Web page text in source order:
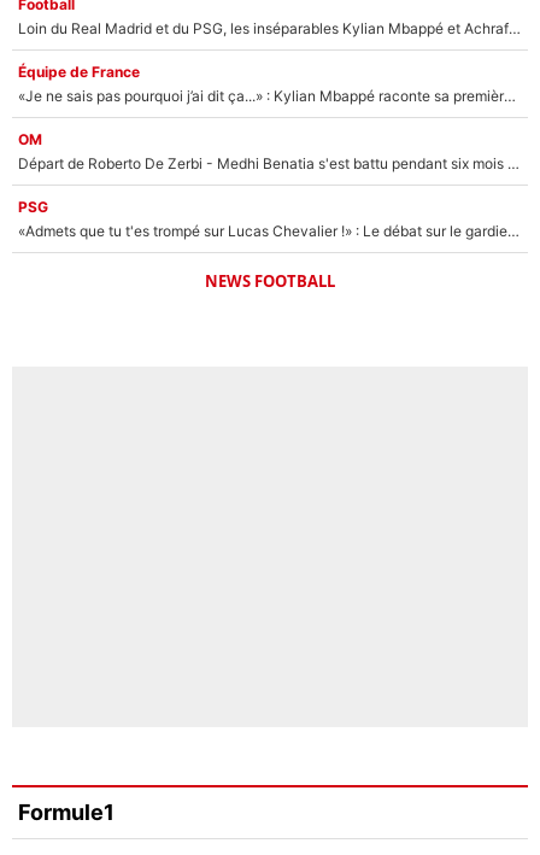
Football
Loin du Real Madrid et du PSG, les inséparables Kylian Mbappé et Achraf Hakimi changent d'équipe le temps d'une journée !
Équipe de France
«Je ne sais pas pourquoi j’ai dit ça...» : Kylian Mbappé raconte sa première rencontre avec Zinédine Zidane (et c’est très drôle)
OM
Départ de Roberto De Zerbi - Medhi Benatia s'est battu pendant six mois pour le retenir à l'OM, le PSG a été le naufrage de trop : «Je pars avec toi»
PSG
«Admets que tu t'es trompé sur Lucas Chevalier !» : Le débat sur le gardien du PSG vire au clash à l'After Foot
NEWS FOOTBALL
Formule1